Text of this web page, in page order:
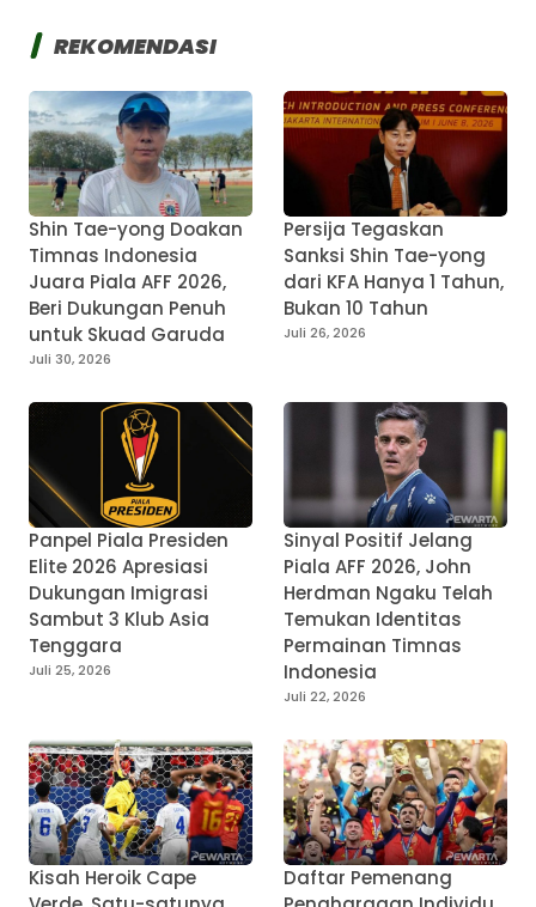
REKOMENDASI
Shin Tae-yong Doakan
Timnas Indonesia
Juara Piala AFF 2026,
Beri Dukungan Penuh
untuk Skuad Garuda
Juli 30, 2026
Persija Tegaskan
Sanksi Shin Tae-yong
dari KFA Hanya 1 Tahun,
Bukan 10 Tahun
Juli 26, 2026
Panpel Piala Presiden
Elite 2026 Apresiasi
Dukungan Imigrasi
Sambut 3 Klub Asia
Tenggara
Juli 25, 2026
Sinyal Positif Jelang
Piala AFF 2026, John
Herdman Ngaku Telah
Temukan Identitas
Permainan Timnas
Indonesia
Juli 22, 2026
Kisah Heroik Cape
Daftar Pemenang